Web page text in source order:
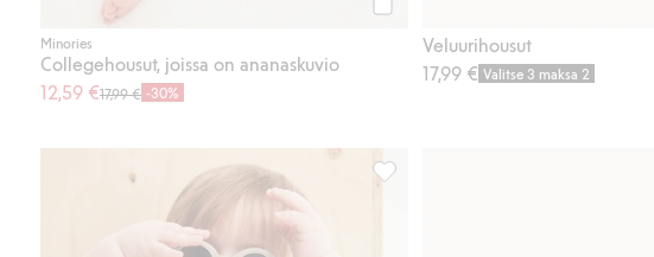
Minories
Collegehousut, joissa on ananaskuvio
12,59 €17,99 € -30%
Veluurihousut
17,99 € Valitse 3 maksa 2